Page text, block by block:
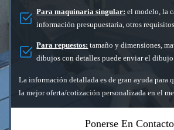
Para maquinaria singular: el modelo, la
información presupuestaria, otros
Para repuestos: tamaño y dimensiones,
dibujos con detalles puede enviar el
La información detallada es de gran ayuda para
la mejor oferta/cotización personalizada en el
Ponerse En